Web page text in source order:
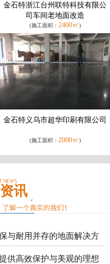
金石特浙江台州联特科技有限公
司车间老地面改造
(施工面积： 2400㎡)
金石特义乌市超华印刷有限公司
(施工面积： 2000㎡)
讯
与耐用并存的地面解决方
供高效保护与美观的理想